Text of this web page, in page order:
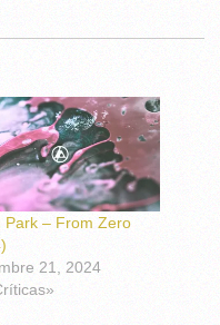
Park – From Zero
21, 2024